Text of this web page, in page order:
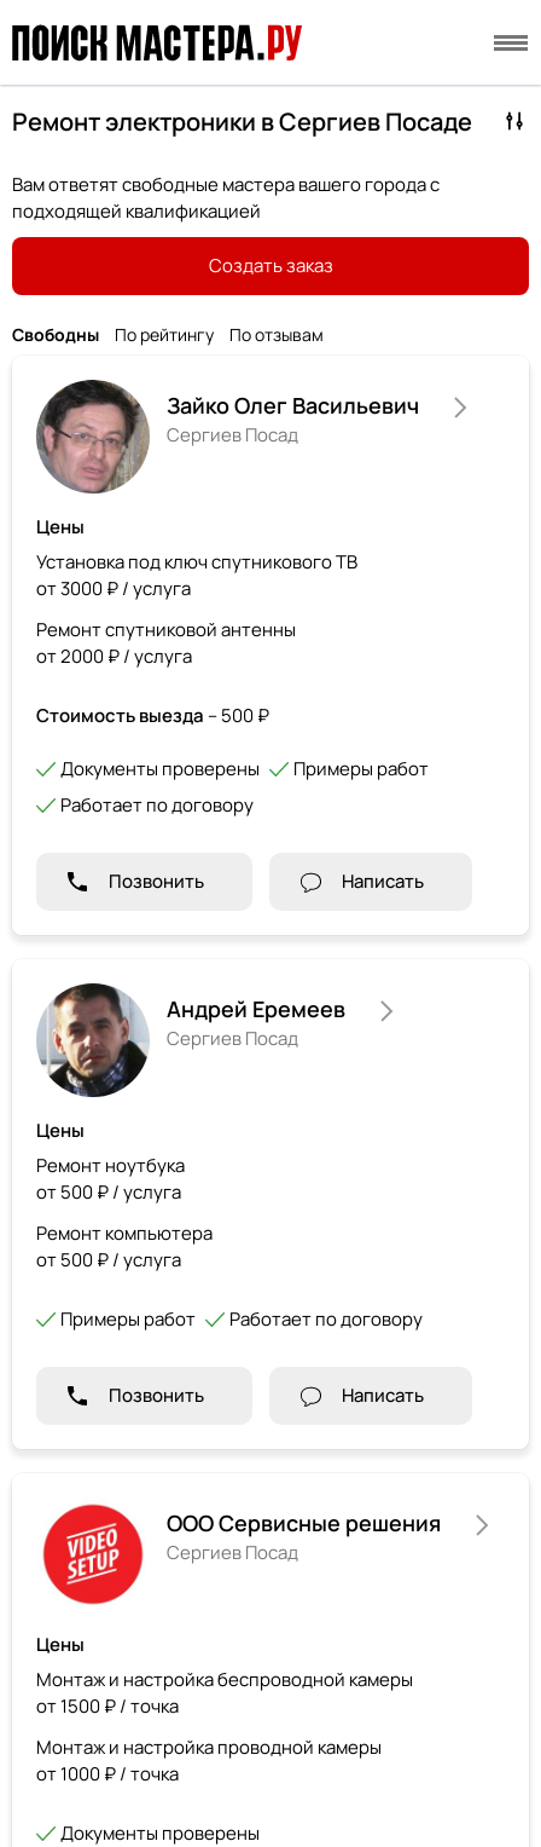
Ремонт электроники в Сергиев Посаде
Вам ответят свободные мастера вашего города с
подходящей квалификацией
Создать заказ
Свободны По рейтингу По отзывам
Зайко Олег Васильевич
Сергиев Посад
Цены
Установка под ключ спутникового ТВ
от 3000 ₽ / услуга
Ремонт спутниковой антенны
от 2000 ₽ / услуга
Стоимость выезда – 500 ₽
Документы проверены
Примеры работ
Работает по договору
Позвонить Написать
Андрей Еремеев
Сергиев Посад
Цены
Ремонт ноутбука
от 500 ₽ / услуга
Ремонт компьютера
от 500 ₽ / услуга
Примеры работ Работает по договору
Позвонить Написать
ООО Сервисные решения
Сергиев Посад
Цены
Монтаж и настройка беспроводной камеры
от 1500 ₽ / точка
Монтаж и настройка проводной камеры
от 1000 ₽ / точка
Документы проверены